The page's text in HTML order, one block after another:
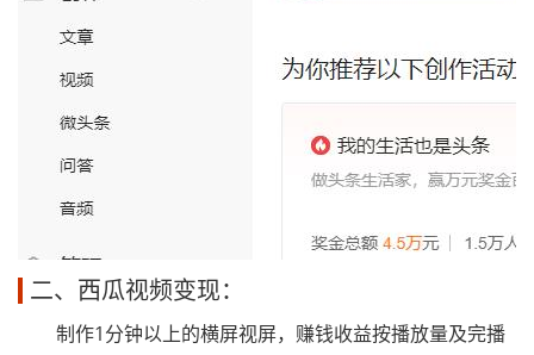
二、西瓜视频变现：
制作1分钟以上的横屏视屏，赚钱收益按播放量及完播